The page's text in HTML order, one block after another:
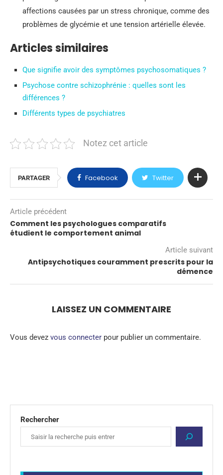
affections causées par un stress chronique, comme des
problèmes de glycémie et une tension artérielle élevée.
Articles similaires
Que signifie avoir des symptômes psychosomatiques ?
Psychose contre schizophrénie : quelles sont les
différences ?
Différents types de psychiatres
Notez cet article
PARTAGER Facebook Twitter
Article précédent
Comment les psychologues comparatifs
étudient le comportement animal
Article suivant
Antipsychotiques couramment prescrits pour la
démence
LAISSEZ UN COMMENTAIRE
Vous devez vous connecter pour publier un commentaire.
Rechercher